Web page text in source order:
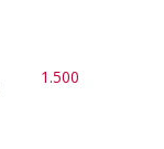
1.500